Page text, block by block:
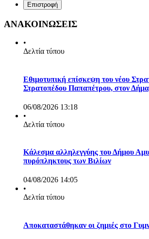
Επιστροφή
ΑΝΑΚΟΙΝΩΣΕΙΣ
•
Δελτία τύπου
Εθιμοτυπική επίσκεψη του νέου
Στρατοπέδου Παπαπέτρου, στον
06/08/2026 13:18
•
Δελτία τύπου
Κάλεσμα αλληλεγγύης του Δήμου
πυρόπληκτους των Βιλίων
04/08/2026 14:05
•
Δελτία τύπου
Αποκαταστάθηκαν οι ζημιές στο